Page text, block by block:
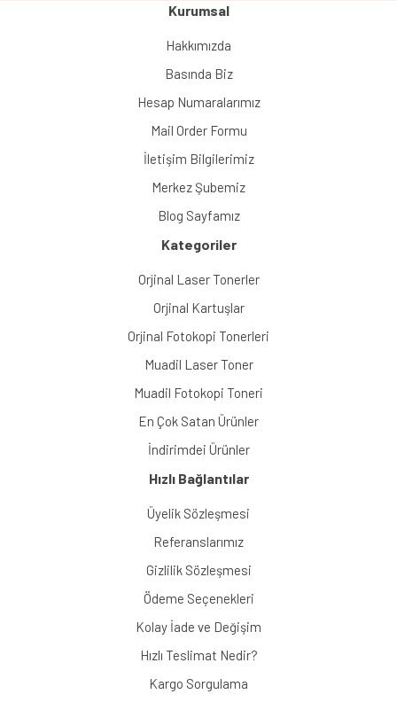
Kurumsal
Hakkımızda
Basında Biz
Hesap Numaralarımız
Mail Order Formu
İletişim Bilgilerimiz
Merkez Şubemiz
Blog Sayfamız
Kategoriler
Orjinal Laser Tonerler
Orjinal Kartuşlar
Orjinal Fotokopi Tonerleri
Muadil Laser Toner
Muadil Fotokopi Toneri
En Çok Satan Ürünler
İndirimdei Ürünler
Hızlı Bağlantılar
Üyelik Sözleşmesi
Referanslarımız
Gizlilik Sözleşmesi
Ödeme Seçenekleri
Kolay İade ve Değişim
Hızlı Teslimat Nedir?
Kargo Sorgulama